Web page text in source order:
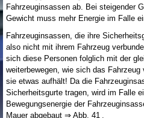
Fahrzeuginsassen ab. Bei steigender
Gewicht muss mehr Energie im Falle
Fahrzeuginsassen, die ihre
also nicht mit ihrem Fahrzeug
sich diese Personen folglich mit der
weiterbewegen, wie sich das
sie etwas aufhält! Da die
Sicherheitsgurte tragen, wird im Falle
Bewegungsenergie der
Mauer abgebaut ⇒ Abb. 41 .